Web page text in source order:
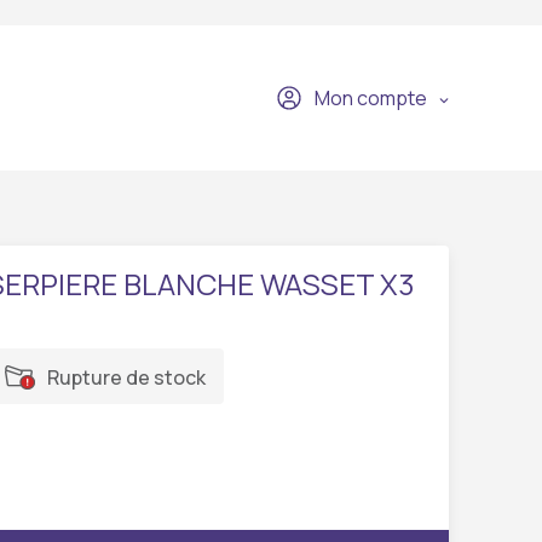
Mon compte
BLANCHE WASSET X3
Rupture de stock